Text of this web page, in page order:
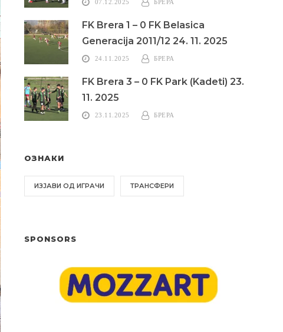
07.12.2025 БРЕРА
FK Brera 1 – 0 FK Belasica
Generacija 2011/12 24. 11. 2025
24.11.2025 БРЕРА
FK Brera 3 – 0 FK Park (Kadeti) 23.
11. 2025
23.11.2025 БРЕРА
ОЗНАКИ
ИЗЈАВИ ОД ИГРАЧИ ТРАНСФЕРИ
SPONSORS